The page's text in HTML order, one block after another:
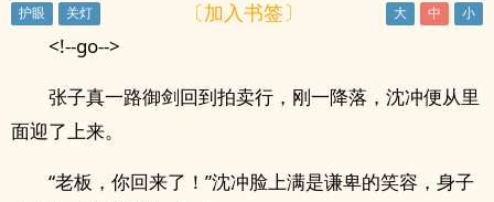
〔加入书签〕
<!--go-->
张子真一路御剑回到拍卖行，刚一降落，沈冲便从里
面迎了上来。
“老板，你回来了！”沈冲脸上满是谦卑的笑容，身子